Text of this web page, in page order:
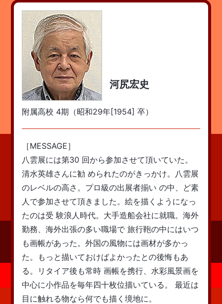
河尻宏史
附属高校 4期（昭和29年[1954] 卒）
［MESSAGE］
八雲展には第30 回から参加させて頂いていた。
清水英雄さんに勧 められたのがきっかけ。八雲展
のレベルの高さ。プロ級の出展者揃い の中、ど素
人で参加させて頂きました。絵を描くようになっ
たのは受 験浪人時代。大手造船会社に就職。海外
勤務、海外出張の多い職場で 旅行鞄の中にはいつ
も画帳があった。外国の風物には画材が多かっ
た。もっと描いておけばよかったとの後悔もあ
る。リタイア後も常時 画帳を携行、水彩風景画を
中心に小作品を毎年四十枚位描いている。 最近は
目に触れる物なら何でも描く境地に。